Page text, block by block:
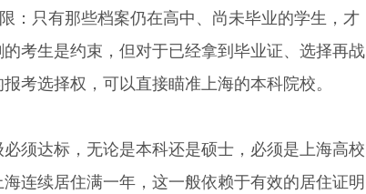
只有那些档案仍在高中、尚未毕业的学生，才
考生是约束，但对于已经拿到毕业证、选择再战
考选择权，可以直接瞄准上海的本科院校。
达标，无论是本科还是硕士，必须是上海高校
连续居住满一年，这一般依赖于有效的居住证明